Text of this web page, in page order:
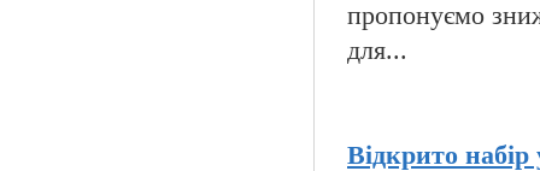
пропонуємо
для...
Відкрито